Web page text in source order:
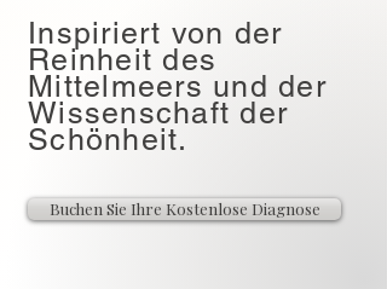
Inspiriert von der
Reinheit des
Mittelmeers und der
Wissenschaft der
Schönheit.
Buchen Sie Ihre Kostenlose Diagnose